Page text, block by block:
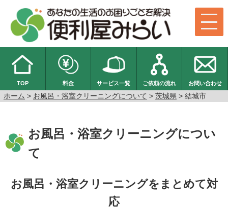
TOP 料金 サービス一覧 ご依頼の流れ お問い合わせ
ホーム > お風呂・浴室クリーニングについて > 茨城県 > 結城市
お風呂・浴室クリーニングについ
て
お風呂・浴室クリーニングをまとめて対
応